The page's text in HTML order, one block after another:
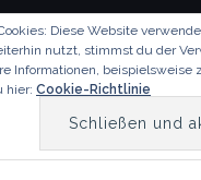
Diese Website
nutzt, stimmst du der
Informationen, beispielsweise
hier: Cookie-Richtlinie